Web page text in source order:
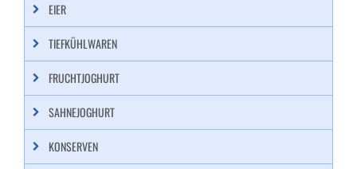
EIER
TIEFKÜHLWAREN
FRUCHTJOGHURT
SAHNEJOGHURT
KONSERVEN